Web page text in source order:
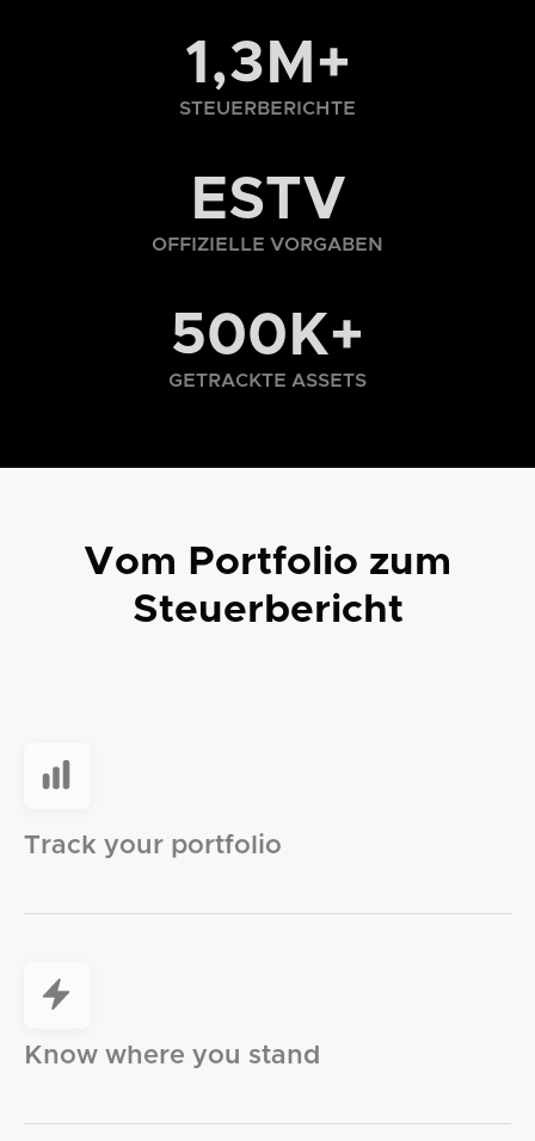
1,3M+
STEUERBERICHTE
ESTV
OFFIZIELLE VORGABEN
500K+
GETRACKTE ASSETS
Vom Portfolio zum
Steuerbericht
Track your portfolio
Know where you stand